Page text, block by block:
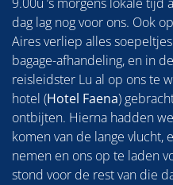
dag lag nog voor ons. Ook
Aires verliep alles
bagage-afhandeling, en in
reisleidster Lu al op ons te
hotel (Hotel Faena)
ontbijten. Hierna hadden
komen van de lange vlucht,
nemen en ons op te laden
stond voor de rest van die